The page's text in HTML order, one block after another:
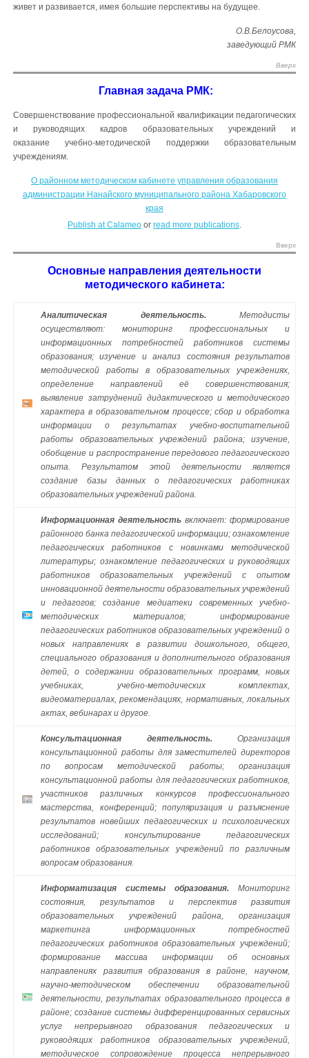
живет и развивается, имея большие перспективы на будущее.
О.В.Белоусова,
заведующий РМК
Вверх
Главная задача РМК:
Совершенствование профессиональной квалификации педагогических
и руководящих кадров образовательных учреждений и
оказание учебно-методической поддержки образовательным
учреждениям.
О районном методическом кабинете управления образования
администрации Нанайского муниципального района Хабаровского
края
Publish at Calameo or read more publications
Вверх
Основные направления деятельности
методического кабинета:
Аналитическая деятельность.Методисты
осуществляют: мониторинг профессиональных и
информационных потребностей работников системы
образования; изучение и анализ состояния результатов
методической работы в образовательных учреждениях,
определение направлений её совершенствования;
выявление затруднений дидактического и методического
характера в образовательном процессе; сбор и обработка
информации о результатах учебно-воспитательной
работы образовательных учреждений района; изучение,
обобщение и распространение передового педагогического
опыта. Результатом этой деятельности является
создание базы данных о педагогических работниках
образовательных учреждений района.
Информационная деятельность включает: формирование
районного банка педагогической информации; ознакомление
педагогических работников с новинками методической
литературы; ознакомление педагогических и руководящих
работников образовательных учреждений с опытом
инновационной деятельности образовательных учреждений
и педагогов; создание медиатеки современных учебно-
методических материалов; информирование
педагогических работников образовательных учреждений о
новых направлениях в развитии дошкольного, общего,
специального образования и дополнительного образования
детей, о содержании образовательных программ, новых
учебниках, учебно-методических комплектах,
видеоматериалах, рекомендациях, нормативных, локальных
актах, вебинарах и другое.
Консультационная деятельность.Организация
консультационной работы для заместителей директоров
по вопросам методической работы; организация
консультационной работы для педагогических работников,
участников различных конкурсов профессионального
мастерства, конференций; популяризация и разъяснение
результатов новейших педагогических и психологических
исследований; консультирование педагогических
работников образовательных учреждений по различным
вопросам образования.
Информатизация системы образования. Мониторинг
состояния, результатов и перспектив развития
образовательных учреждений района, организация
маркетинга информационных потребностей
педагогических работников образовательных учреждений;
формирование массива информации об основных
направлениях развития образования в районе, научном,
научно-методическом обеспечении образовательной
деятельности, результатах образовательного процесса в
районе; создание системы дифференцированных сервисных
услуг непрерывного образования педагогических и
руководящих работников образовательных учреждений,
методическое сопровождение процесса непрерывного